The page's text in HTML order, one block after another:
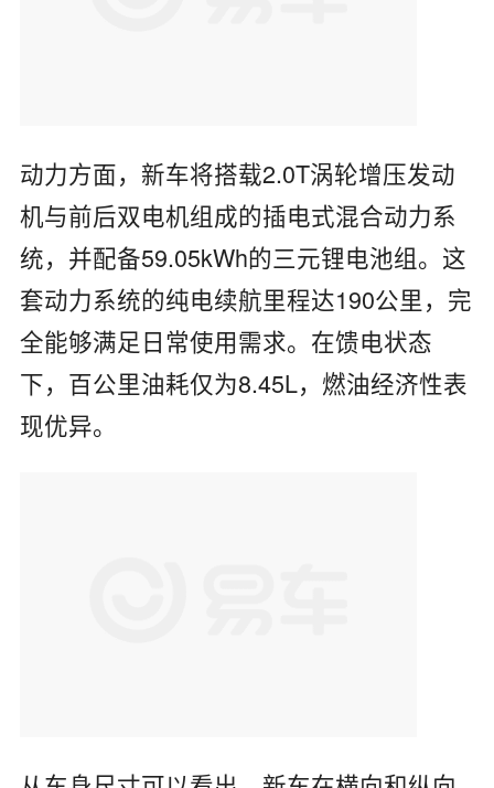
动力方面，新车将搭载2.0T涡轮增压发动
机与前后双电机组成的插电式混合动力系
统，并配备59.05kWh的三元锂电池组。这
套动力系统的纯电续航里程达190公里，完
全能够满足日常使用需求。在馈电状态
下，百公里油耗仅为8.45L，燃油经济性表